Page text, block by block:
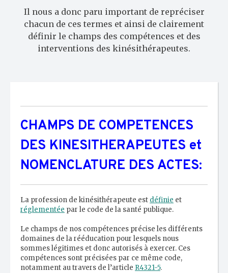
Il nous a donc paru important de repréciser
chacun de ces termes et ainsi de clairement
définir le champs des compétences et des
interventions des kinésithérapeutes.
CHAMPS DE COMPETENCES
DES KINESITHERAPEUTES et
NOMENCLATURE DES ACTES:
La profession de kinésithérapeute est définie et
réglementée par le code de la santé publique.
Le champs de nos compétences précise les différents
domaines de la rééducation pour lesquels nous
sommes légitimes et donc autorisés à exercer. Ces
compétences sont précisées par ce même code,
notamment au travers de l’article R4321-5.